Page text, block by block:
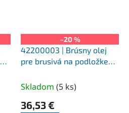
–20 %
42200003 | Brúsny olej
pre brusivá na podložke
Skladom (5 ks)
36,53 €